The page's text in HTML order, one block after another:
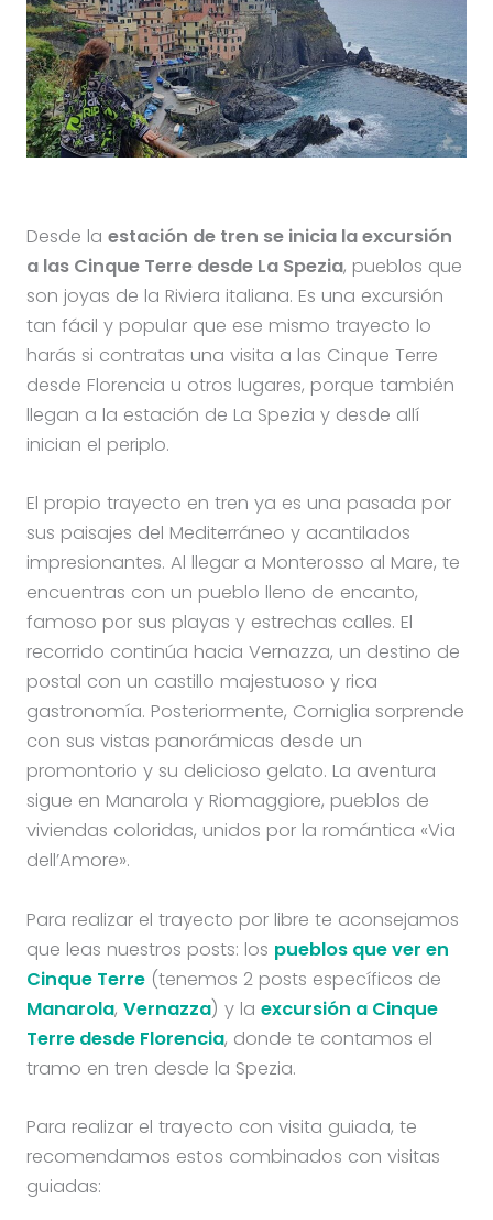
Desde la estación de tren se inicia la excursión
a las Cinque Terre desde La Spezia, pueblos que
son joyas de la Riviera italiana. Es una excursión
tan fácil y popular que ese mismo trayecto lo
harás si contratas una visita a las Cinque Terre
desde Florencia u otros lugares, porque también
llegan a la estación de La Spezia y desde allí
inician el periplo.
El propio trayecto en tren ya es una pasada por
sus paisajes del Mediterráneo y acantilados
impresionantes. Al llegar a Monterosso al Mare, te
encuentras con un pueblo lleno de encanto,
famoso por sus playas y estrechas calles. El
recorrido continúa hacia Vernazza, un destino de
postal con un castillo majestuoso y rica
gastronomía. Posteriormente, Corniglia sorprende
con sus vistas panorámicas desde un
promontorio y su delicioso gelato. La aventura
sigue en Manarola y Riomaggiore, pueblos de
viviendas coloridas, unidos por la romántica «Via
dell’Amore».
Para realizar el trayecto por libre te aconsejamos
que leas nuestros posts: los pueblos que ver en
Cinque Terre (tenemos 2 posts específicos de
Manarola, Vernazza) y la excursión a Cinque
Terre desde Florencia, donde te contamos el
tramo en tren desde la Spezia.
Para realizar el trayecto con visita guiada, te
recomendamos estos combinados con visitas
guiadas: